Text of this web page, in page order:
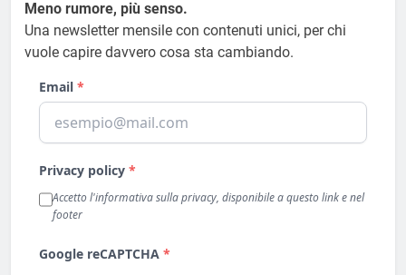
Meno rumore, più senso.
Una newsletter mensile con contenuti unici, per chi
vuole capire davvero cosa sta cambiando.